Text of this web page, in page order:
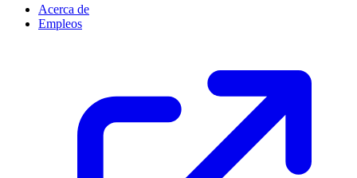
Acerca de
Empleos